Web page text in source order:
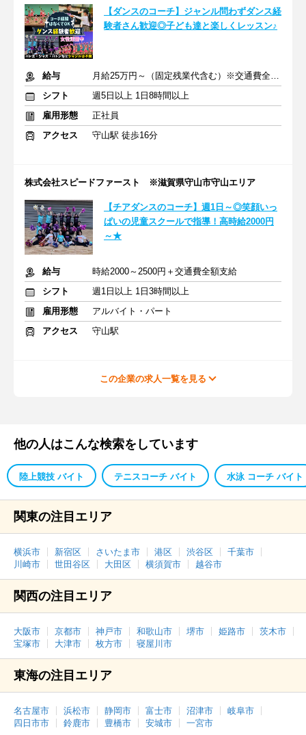
【ダンスのコーチ】ジャンル問わずダンス経
験者さん歓迎◎子ども達と楽しくレッスン♪
給与
月給25万円～（固定残業代含む）※交通費全額支給
シフト
週5日以上 1日8時間以上
雇用形態
正社員
アクセス
守山駅 徒歩16分
株式会社スピードファースト ※滋賀県守山市守山エリア
【チアダンスのコーチ】週1日～◎笑顔いっ
ぱいの児童スクールで指導！高時給2000円
～★
給与
時給2000～2500円＋交通費全額支給
シフト
週1日以上 1日3時間以上
雇用形態
アルバイト・パート
アクセス
守山駅
この企業の求人一覧を見る
他の人はこんな検索をしています
陸上競技 バイト テニスコーチ バイト 水泳 コーチ バイト
関東の注目エリア
横浜市 新宿区 さいたま市 港区 渋谷区
千葉市
川崎市
世田谷区 大田区 横須賀市 越谷市
関西の注目エリア
大阪市 京都市 神戸市 和歌山市 堺市 姫路市
茨木市
宝塚市
大津市 枚方市 寝屋川市
東海の注目エリア
名古屋市 浜松市 静岡市 富士市 沼津市
岐阜市
四日市市
鈴鹿市 豊橋市 安城市 一宮市